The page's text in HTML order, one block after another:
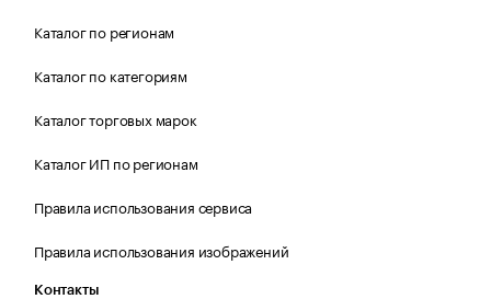
Каталог по регионам
Каталог по категориям
Каталог торговых марок
Каталог ИП по регионам
Правила использования сервиса
Правила использования изображений
Контакты